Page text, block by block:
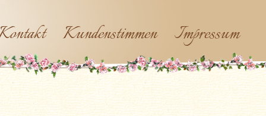
Kundenstimmen Impressum